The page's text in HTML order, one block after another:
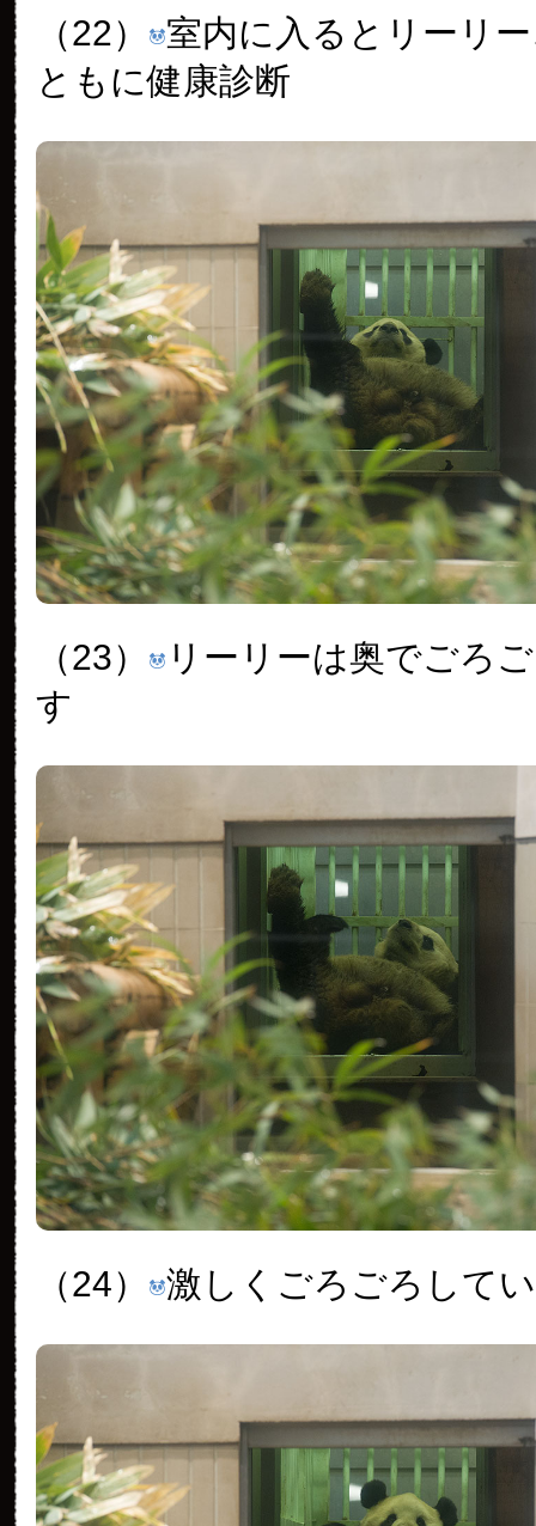
（22）
室内に入るとリーリ
ともに健康診断
（23）
リーリーは奥でごろ
す
（24） 激しくごろごろして